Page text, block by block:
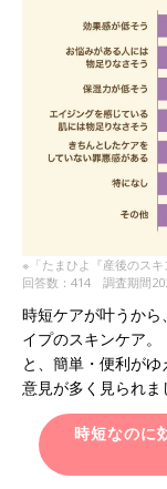
※「たまひよ『産後のス
回答数：414 調査期間
時短ケアが叶うか
イプのスキンケア
と、簡単・便利が
意見が多く見られま
時短なのに